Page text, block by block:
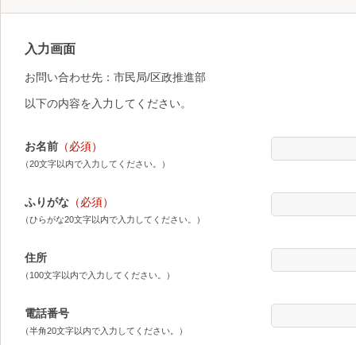
入力画面
お問い合わせ先：市民局/区政推進部
以下の内容を入力してください。
お名前 （必須）
（20文字以内で入力してください。）
ふりがな （必須）
（ひらがな20文字以内で入力してください。）
住所
（100文字以内で入力してください。）
電話番号
（半角20文字以内で入力してください。）